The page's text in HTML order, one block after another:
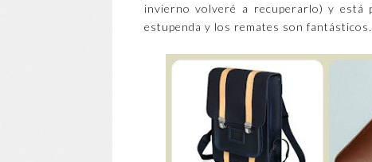
invierno volveré a recuperarlo) y está
estupenda y los remates son fantásticos.